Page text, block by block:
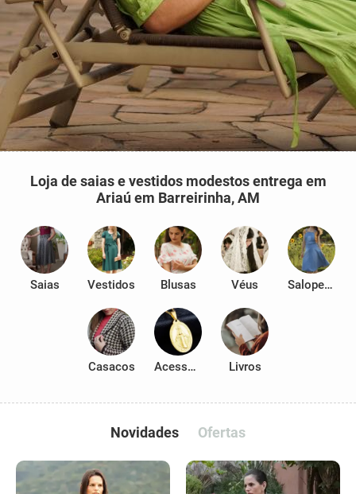
Loja de saias e vestidos modestos entrega em
Ariaú em Barreirinha, AM
Saias Vestidos Blusas Véus Salopetes
Casacos Acessórios Livros
Novidades Ofertas